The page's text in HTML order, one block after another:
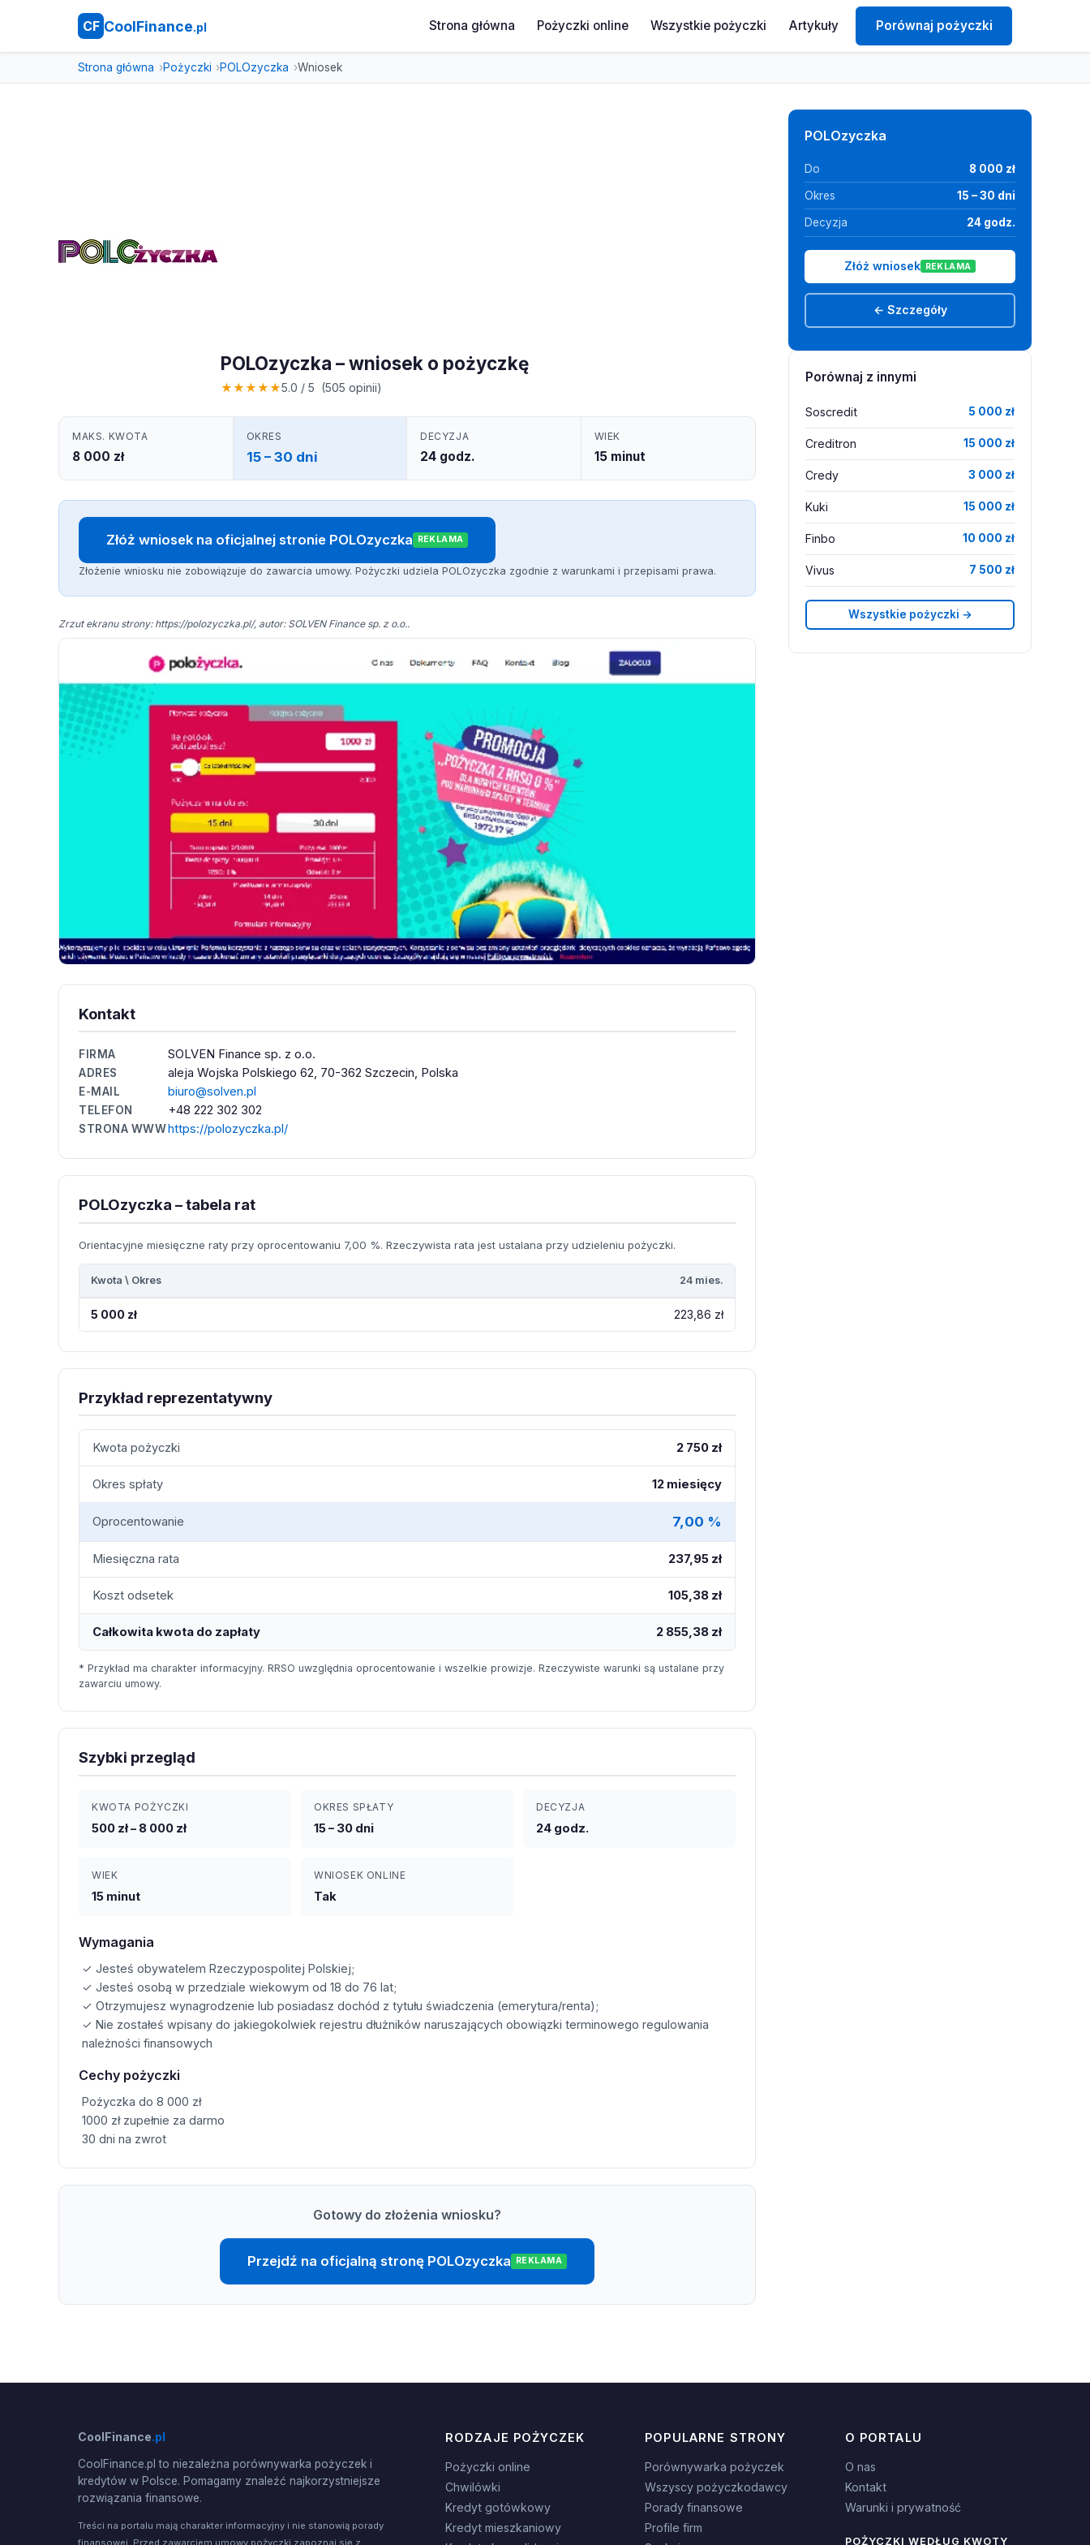
CF CoolFinance.pl Strona główna Pożyczki online Wszystkie pożyczki Artykuły Porównaj pożyczki
Strona główna Pożyczki POLOzyczka Wniosek
POLOzyczka – wniosek o pożyczkę
★★★★★5.0 / 5 (505 opinii)
MAKS. KWOTA
8 000 zł
OKRES
15 – 30 dni
DECYZJA
24 godz.
WIEK
15 minut
Złóż wniosek na oficjalnej stronie POLOzyczka REKLAMA
Złożenie wniosku nie zobowiązuje do zawarcia umowy. Pożyczki udziela POLOzyczka zgodnie z warunkami i przepisami prawa.
Zrzut ekranu strony: https://polozyczka.pl/, autor: SOLVEN Finance sp. z o.o..
Kontakt
FIRMA SOLVEN Finance sp. z o.o.
ADRES aleja Wojska Polskiego 62, 70-362 Szczecin, Polska
E-MAIL biuro@solven.pl
TELEFON +48 222 302 302
STRONA WWWhttps://polozyczka.pl/
POLOzyczka – tabela rat
Orientacyjne miesięczne raty przy oprocentowaniu 7,00 %. Rzeczywista rata jest ustalana przy udzieleniu pożyczki.
Kwota \ Okres 24 mies.
5 000 zł 223,86 zł
Przykład reprezentatywny
Kwota pożyczki 2 750 zł
Okres spłaty 12 miesięcy
Oprocentowanie 7,00 %
Miesięczna rata 237,95 zł
Koszt odsetek 105,38 zł
Całkowita kwota do zapłaty 2 855,38 zł
* Przykład ma charakter informacyjny. RRSO uwzględnia oprocentowanie i wszelkie prowizje. Rzeczywiste warunki są ustalane przy
zawarciu umowy.
Szybki przegląd
KWOTA POŻYCZKI
500 zł – 8 000 zł
OKRES SPŁATY
15 – 30 dni
DECYZJA
24 godz.
WIEK
15 minut
WNIOSEK ONLINE
Tak
Wymagania
✓ Jesteś obywatelem Rzeczypospolitej Polskiej;
✓ Jesteś osobą w przedziale wiekowym od 18 do 76 lat;
✓ Otrzymujesz wynagrodzenie lub posiadasz dochód z tytułu świadczenia (emerytura/renta);
✓ Nie zostałeś wpisany do jakiegokolwiek rejestru dłużników naruszających obowiązki terminowego regulowania
należności finansowych
Cechy pożyczki
Pożyczka do 8 000 zł
1000 zł zupełnie za darmo
30 dni na zwrot
Gotowy do złożenia wniosku?
Przejdź na oficjalną stronę POLOzyczka REKLAMA
POLOzyczka
Do 8 000 zł
Okres 15 – 30 dni
Decyzja 24 godz.
Złóż wniosek REKLAMA
← Szczegóły
Porównaj z innymi
Soscredit 5 000 zł
Creditron 15 000 zł
Credy 3 000 zł
Kuki 15 000 zł
Finbo 10 000 zł
Vivus 7 500 zł
Wszystkie pożyczki →
CoolFinance.pl
CoolFinance.pl to niezależna porównywarka pożyczek i
kredytów w Polsce. Pomagamy znaleźć najkorzystniejsze
rozwiązania finansowe.
Treści na portalu mają charakter informacyjny i nie stanowią porady
finansowej. Przed zawarciem umowy pożyczki zapoznaj się z
RODZAJE POŻYCZEK
Pożyczki online
Chwilówki
Kredyt gotówkowy
Kredyt mieszkaniowy
POPULARNE STRONY
Porównywarka pożyczek
Wszyscy pożyczkodawcy
Porady finansowe
Profile firm
O PORTALU
O nas
Kontakt
Warunki i prywatność
POŻYCZKI WEDŁUG KWOTY